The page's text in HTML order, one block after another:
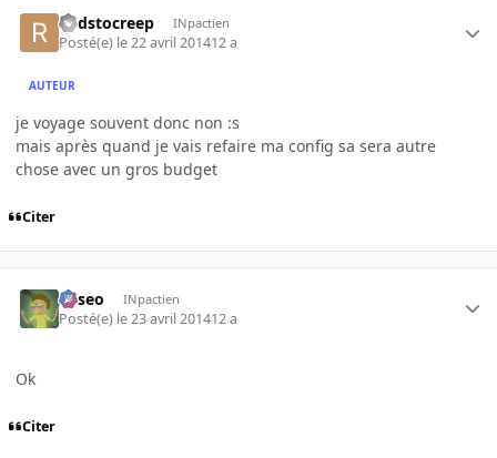
Redstocreep INpactien
Posté(e) le 22 avril 201412 a
AUTEUR
je voyage souvent donc non :s
mais après quand je vais refaire ma config sa sera autre
chose avec un gros budget
Citer
Asseo INpactien
Posté(e) le 23 avril 201412 a
Ok
Citer